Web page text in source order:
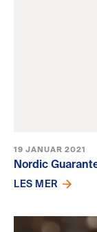
19 JANUAR 2021
Nordic
LES MER